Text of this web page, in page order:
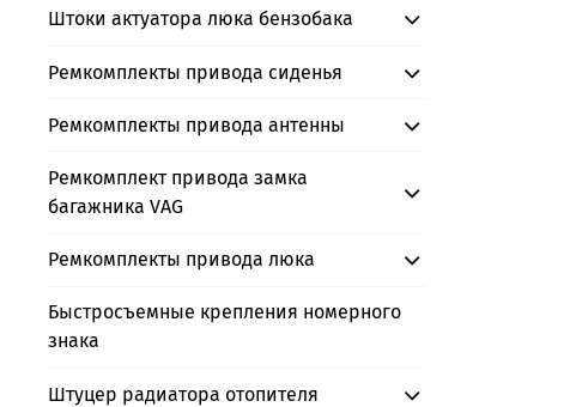
Штоки актуатора люка бензобака
Ремкомплекты привода сиденья
Ремкомплекты привода антенны
Ремкомплект привода замка
багажника VAG
Ремкомплекты привода люка
Быстросъемные крепления номерного
знака
Штуцер радиатора отопителя